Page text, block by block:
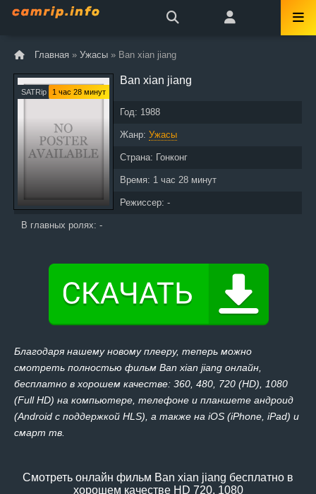
Главная » Ужасы » Ban xian jiang
SATRip 1 час 28 минут
Ban xian jiang
Год: 1988
Жанр: Ужасы
Страна: Гонконг
Время: 1 час 28 минут
Режиссер: -
В главных ролях: -
Благодаря нашему новому плееру, теперь можно
смотреть полностью фильм Ban xian jiang онлайн,
бесплатно в хорошем качестве: 360, 480, 720 (HD), 1080
(Full HD) на компьютере, телефоне и планшете андроид
(Android с поддержкой HLS), а также на iOS (iPhone, iPad) и
смарт тв.
Смотреть онлайн фильм Ban xian jiang бесплатно в
хорошем качестве HD 720, 1080